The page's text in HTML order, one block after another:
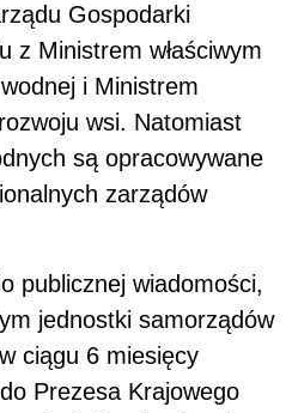
Gospodarki
z Ministrem właściwym
i Ministrem
wsi. Natomiast
są opracowywane
zarządów
publicznej wiadomości,
jednostki samorządów
ciągu 6 miesięcy
Prezesa Krajowego